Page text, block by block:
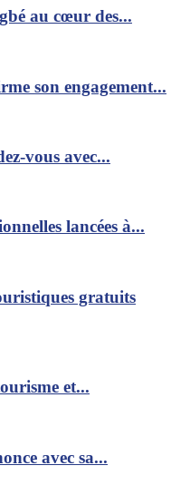
au cœur des...
son engagement...
vous avec...
lancées à...
gratuits
et...
avec sa...